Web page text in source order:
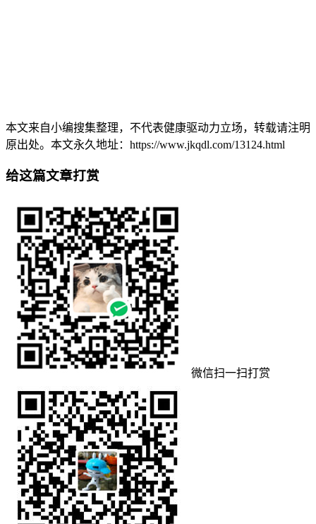
本文来自小编搜集整理，不代表健康驱动力立场，转载请注明
原出处。本文永久地址：https://www.jkqdl.com/13124.html
给这篇文章打赏
微信扫一扫打赏